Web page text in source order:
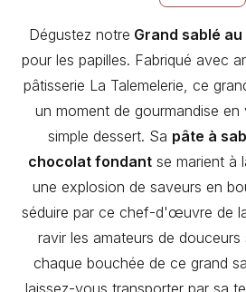
Dégustez notre Grand sablé
pour les papilles. Fabriqué avec
pâtisserie La Talemelerie, ce
un moment de gourmandise
simple dessert. Sa pâte à
chocolat fondantse marient à
une explosion de saveurs en
séduire par ce chef-d'œuvre de
ravir les amateurs de
chaque bouchée de ce grand
laissez-vous transporter par sa